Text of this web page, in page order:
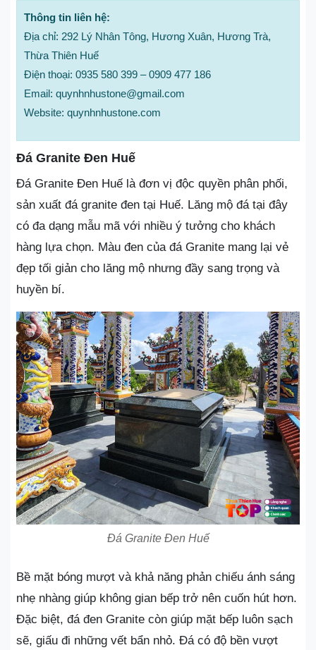
Thông tin liên hệ:
Địa chỉ: 292 Lý Nhân Tông, Hương Xuân, Hương Trà,
Thừa Thiên Huế
Điện thoại: 0935 580 399 – 0909 477 186
Email: quynhnhustone@gmail.com
Website: quynhnhustone.com
Đá Granite Đen Huế
Đá Granite Đen Huế là đơn vị độc quyền phân phối,
sản xuất đá granite đen tại Huế. Lăng mộ đá tại đây
có đa dạng mẫu mã với nhiều ý tưởng cho khách
hàng lựa chọn. Màu đen của đá Granite mang lại vẻ
đẹp tối giản cho lăng mộ nhưng đầy sang trọng và
huyền bí.
Đá Granite Đen Huế
Bề mặt bóng mượt và khả năng phản chiếu ánh sáng
nhẹ nhàng giúp không gian bếp trở nên cuốn hút hơn.
Đặc biệt, đá đen Granite còn giúp mặt bếp luôn sạch
sẽ, giấu đi những vết bẩn nhỏ. Đá có độ bền vượt